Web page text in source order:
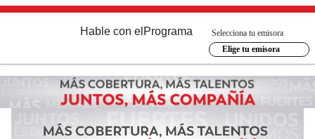
Hable con el Programa
Selecciona tu emisora
Elige tu emisora